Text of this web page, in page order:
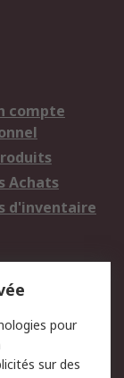
compte
Achats
d'inventaire
E-mails
pour
sur des